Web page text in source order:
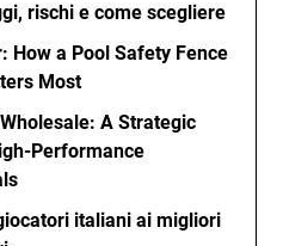
rischi e come scegliere
How a Pool Safety Fence
Most
A Strategic
Performance
italiani ai migliori